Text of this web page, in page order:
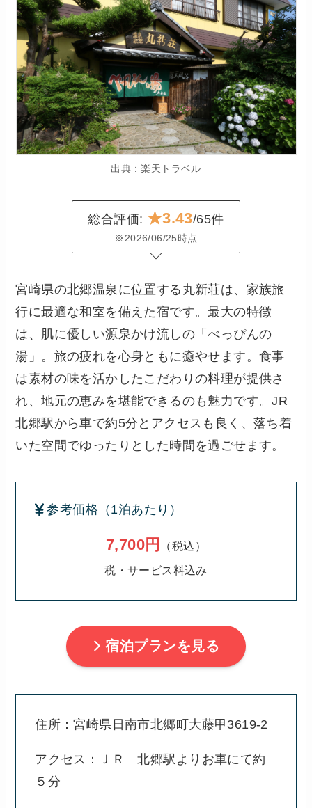
出典：楽天トラベル
総合評価: ★3.43/65件
※2026/06/25時点
宮崎県の北郷温泉に位置する丸新荘は、家族旅
行に最適な和室を備えた宿です。最大の特徴
は、肌に優しい源泉かけ流しの「べっぴんの
湯」。旅の疲れを心身ともに癒やせます。食事
は素材の味を活かしたこだわりの料理が提供さ
れ、地元の恵みを堪能できるのも魅力です。JR
北郷駅から車で約5分とアクセスも良く、落ち着
いた空間でゆったりとした時間を過ごせます。
参考価格（1泊あたり）
7,700円
（税込）
税・サービス料込み
宿泊プランを見る
住所：宮崎県日南市北郷町大藤甲3619-2
アクセス：ＪＲ 北郷駅よりお車にて約
５分